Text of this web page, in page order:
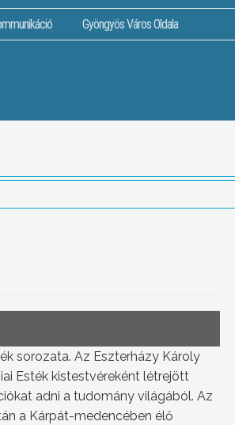
Gyöngyös Város Oldala
sorozata. Az Eszterházy Károly
Esték kistestvéreként létrejött
adni a tudomány világából. Az
a Kárpát-medencében élő